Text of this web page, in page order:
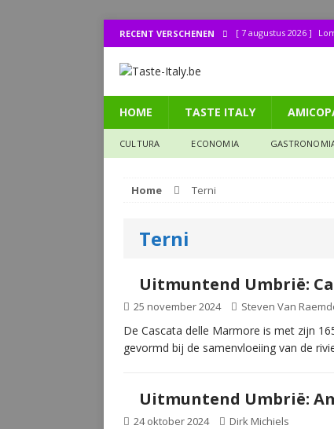
RECENT VERSCHENEN [ 7 augustus 2026 ]
[ 31 juli 2026 ] La
[ 30 juli 2026 ] Lombo
HOME TASTE ITALY
CULTURA ECONOMIA
Home Terni
Terni
Uitmuntend Umbrië:
25 november 2024 Steven Van
De Cascata delle Marmore is met zijn
gevormd bij de samenvloeiing van de
Uitmuntend Umbrië:
24 oktober 2024 Dirk Michiels